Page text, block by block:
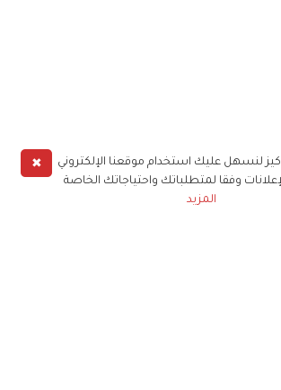
✖
لنسهل عليك استخدام موقعنا الإلكتروني
وفقا لمتطلباتك واحتياجاتك الخاصة
المزيد